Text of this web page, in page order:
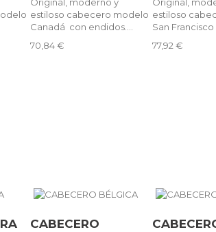
estiloso cabecero modelo
Canadá con endidos....
70,84 €
estiloso
San Francisco
77,92 €
CABECERO